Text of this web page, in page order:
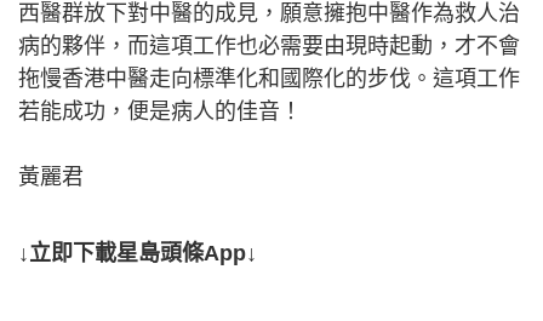
西醫群放下對中醫的成見，願意擁抱中醫作為救人治
病的夥伴，而這項工作也必需要由現時起動，才不會
拖慢香港中醫走向標準化和國際化的步伐。這項工作
若能成功，便是病人的佳音！
黃麗君
↓立即下載星島頭條App↓